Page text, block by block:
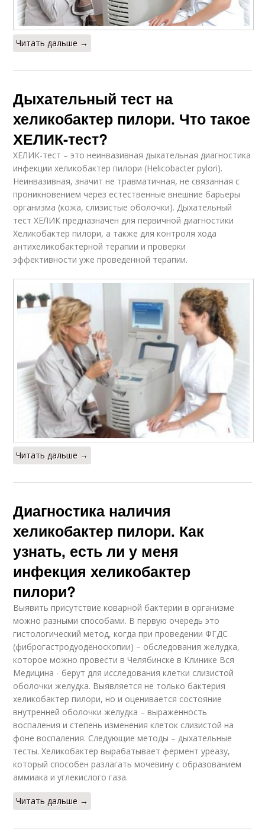
Читать дальше →
Дыхательный тест на
хеликобактер пилори. Что такое
ХЕЛИК-тест?
ХЕЛИК-тест – это неинвазивная дыхательная диагностика
инфекции хеликобактер пилори (Helicobacter pylori).
Неинвазивная, значит не травматичная, не связанная с
проникновением через естественные внешние барьеры
организма (кожа, слизистые оболочки). Дыхательный
тест ХЕЛИК предназначен для первичной диагностики
Хеликобактер пилори, а также для контроля хода
антихеликобактерной терапии и проверки
эффективности уже проведенной терапии.
Читать дальше →
Диагностика наличия
хеликобактер пилори. Как
узнать, есть ли у меня
инфекция хеликобактер
пилори?
Выявить присутствие коварной бактерии в организме
можно разными способами. В первую очередь это
гистологический метод, когда при проведении ФГДС
(фиброгастродуоденоскопии) – обследования желудка,
которое можно провести в Челябинске в Клинике Вся
Медицина - берут для исследования клетки слизистой
оболочки желудка. Выявляется не только бактерия
хеликобактер пилори, но и оценивается состояние
внутренней оболочки желудка – выраженность
воспаления и степень изменения клеток слизистой на
фоне воспаления. Следующие методы – дыхательные
тесты. Хеликобактер вырабатывает фермент уреазу,
который способен разлагать мочевину с образованием
аммиака и углекислого газа.
Читать дальше →